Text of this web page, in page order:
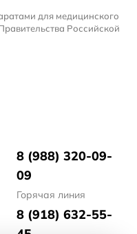
для медицинского
Российской
8 (988) 320-09-
09
Горячая линия
8 (918) 632-55-